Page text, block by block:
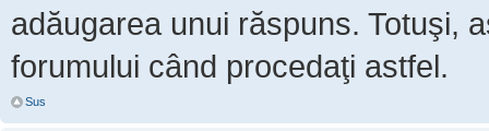
adăugarea unui răspuns. Totuşi,
forumului când procedaţi astfel.
Sus